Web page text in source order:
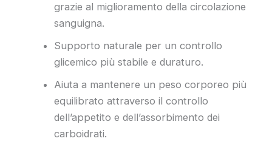
grazie al miglioramento della circolazione
sanguigna.
Supporto naturale per un controllo
glicemico più stabile e duraturo.
Aiuta a mantenere un peso corporeo più
equilibrato attraverso il controllo
dell’appetito e dell’assorbimento dei
carboidrati.